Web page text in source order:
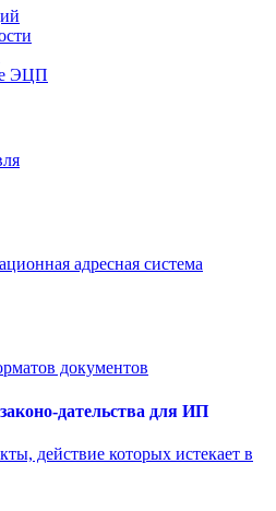
ЭЦП
адресная система
документов
дательства для ИП
действие которых истекает в